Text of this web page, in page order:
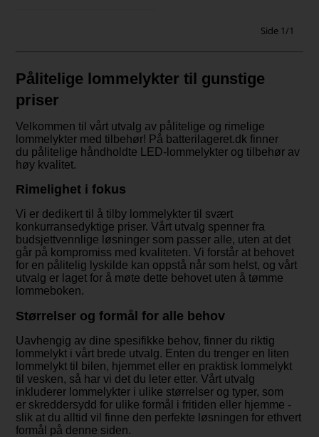
Side 1/1
Pålitelige lommelykter til gunstige
priser
Velkommen til vårt utvalg av pålitelige og rimelige
lommelykter med tilbehør! På batterilageret.dk finner
du pålitelige håndholdte LED-lommelykter og tilbehør av
høy kvalitet.
Rimelighet i fokus
Vi er dedikert til å tilby lommelykter til svært
konkurransedyktige priser. Vårt utvalg spenner fra
budsjettvennlige løsninger som passer alle, uten at det
går på kompromiss med kvaliteten. Vi forstår at behovet
for en pålitelig lyskilde kan oppstå når som helst, og vårt
utvalg er laget for å møte dette behovet uten å tømme
lommeboken.
Størrelser og formål for alle behov
Uavhengig av dine spesifikke behov, finner du riktig
lommelykt i vårt brede utvalg. Enten du trenger en liten
lommelykt til bilen, hjemmet eller en praktisk lommelykt
til vesken, så har vi det du leter etter. Vårt utvalg
inkluderer lommelykter i ulike størrelser og typer, som
er skreddersydd for ulike formål i fritiden eller hjemme -
slik at du alltid vil finne den perfekte løsningen for ethvert
formål på denne siden.